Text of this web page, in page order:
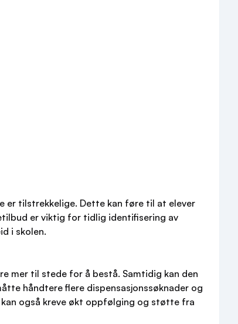
er tilstrekkelige. Dette kan føre til at elever
er viktig for tidlig identifisering av
i skolen.
mer til stede for å bestå. Samtidig kan den
håndtere flere dispensasjonssøknader og
også kreve økt oppfølging og støtte fra